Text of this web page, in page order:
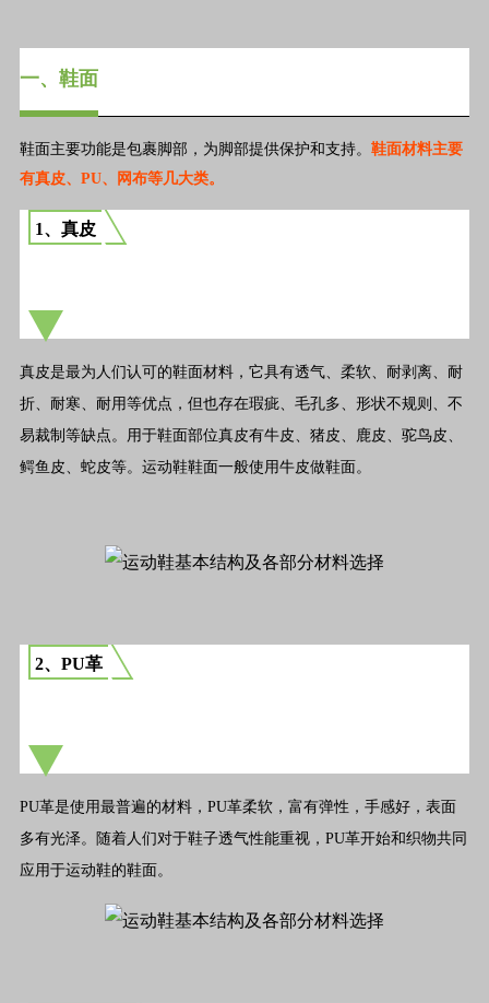
一、鞋面
鞋面主要功能是包裹脚部，为脚部提供保护和支持。 鞋面材料主要
有真皮、PU、网布等几大类。
1、真皮
真皮是最为人们认可的鞋面材料，它具有透气、柔软、耐剥离、耐
折、耐寒、耐用等优点，但也存在瑕疵、毛孔多、形状不规则、不
易裁制等缺点。用于鞋面部位真皮有牛皮、猪皮、鹿皮、驼鸟皮、
鳄鱼皮、蛇皮等。运动鞋鞋面一般使用牛皮做鞋面。
2、PU革
PU革是使用最普遍的材料，PU革柔软，富有弹性，手感好，表面
多有光泽。随着人们对于鞋子透气性能重视，PU革开始和织物共同
应用于运动鞋的鞋面。